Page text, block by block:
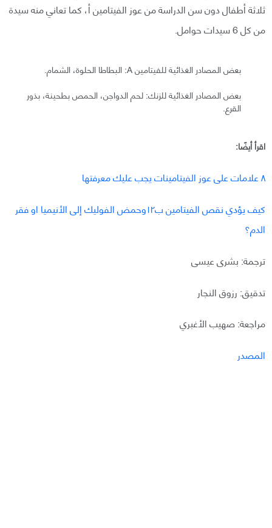
ثلاثة أطفال دون سن الدراسة من عوز الفيتامين أ، كما تعاني منه سيدة
من كل 6 سيدات حوامل.
بعض المصادر الغذائية للفيتامين A: البطاطا الحلوة، الشمام.
بعض المصادر الغذائية للزنك: لحم الدواجن، الحمص بطحينة، بذور
القرع.
اقرأ أيضًا:
٨ علامات على عوز الفيتامينات يجب عليك معرفتها
كيف يؤدي نقص الفيتامين ب١٢وحمض الفوليك إلى الأنيميا او فقر
الدم؟
ترجمة: بشرى عيسى
تدقيق: رزوق النجار
مراجعة: صهيب الأغبري
المصدر